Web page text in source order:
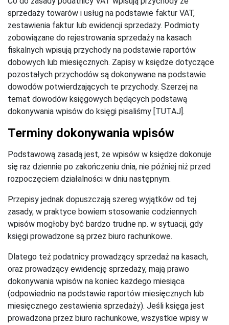
sprzedaży towarów i usług na podstawie faktur VAT,
zestawienia faktur lub ewidencji sprzedaży. Podmioty
zobowiązane do rejestrowania sprzedaży na kasach
fiskalnych wpisują przychody na podstawie raportów
dobowych lub miesięcznych. Zapisy w księdze dotyczące
pozostałych przychodów są dokonywane na podstawie
dowodów potwierdzających te przychody. Szerzej na
temat dowodów księgowych będących podstawą
dokonywania wpisów do księgi pisaliśmy [TUTAJ].
Terminy dokonywania wpisów
Podstawową zasadą jest, że wpisów w księdze dokonuje
się raz dziennie po zakończeniu dnia, nie później niż przed
rozpoczęciem działalności w dniu następnym.
Przepisy jednak dopuszczają szereg wyjątków od tej
zasady, w praktyce bowiem stosowanie codziennych
wpisów mogłoby być bardzo trudne np. w sytuacji, gdy
księgi prowadzone są przez biuro rachunkowe.
Dlatego też podatnicy prowadzący sprzedaż na kasach,
oraz prowadzący ewidencję sprzedaży, mają prawo
dokonywania wpisów na koniec każdego miesiąca
(odpowiednio na podstawie raportów miesięcznych lub
miesięcznego zestawienia sprzedaży). Jeśli księga jest
prowadzona przez biuro rachunkowe, wszystkie wpisy w